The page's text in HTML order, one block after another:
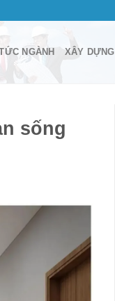
NGÀNH XÂY DỰNG
sống